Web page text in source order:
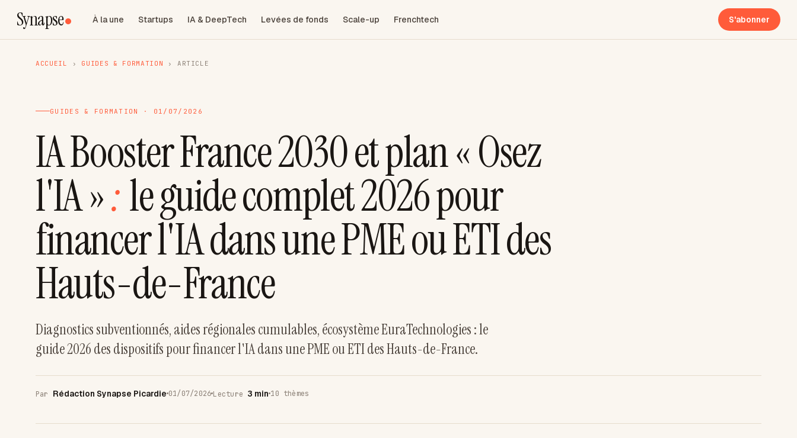
Synapse À la une Startups IA & DeepTech Levées de fonds Scale-up Frenchtech S'abonner
ACCUEIL › GUIDES & FORMATION › ARTICLE
GUIDES & FORMATION · 01/07/2026
IA Booster France 2030 et plan « Osez
l'IA »:le guide complet 2026 pour
financer l'IA dans une PME ou ETI des
Hauts-de-France
Diagnostics subventionnés, aides régionales cumulables, écosystème EuraTechnologies : le
guide 2026 des dispositifs pour financer l'IA dans une PME ou ETI des Hauts-de-France.
Par Rédaction Synapse Picardie 01/07/2026 Lecture 3 min 10 thèmes